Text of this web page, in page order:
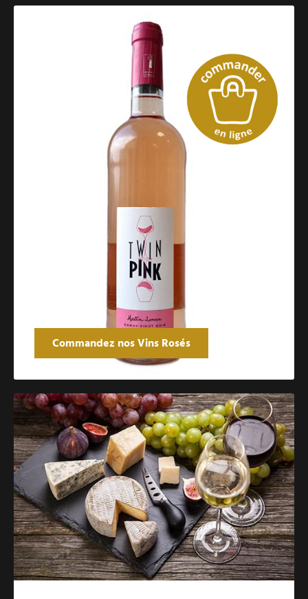
Commandez nos Vins Rosés